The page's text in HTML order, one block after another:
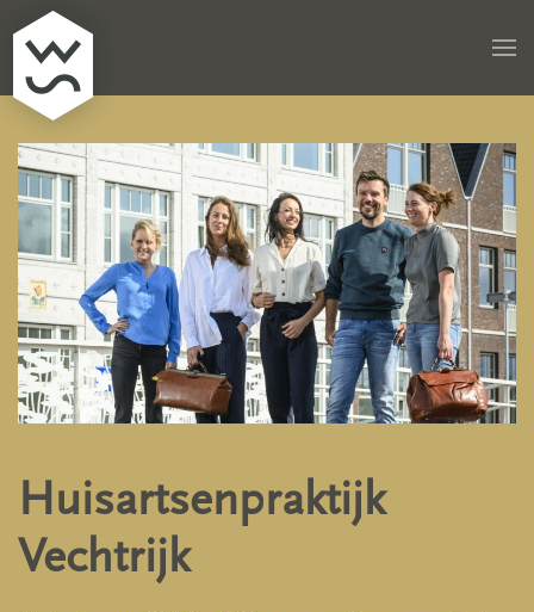
Skip to main content
Huisartsenpraktijk
Vechtrijk